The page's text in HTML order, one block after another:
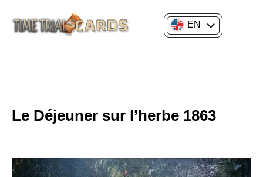
EN
Le Déjeuner sur l’herbe 1863